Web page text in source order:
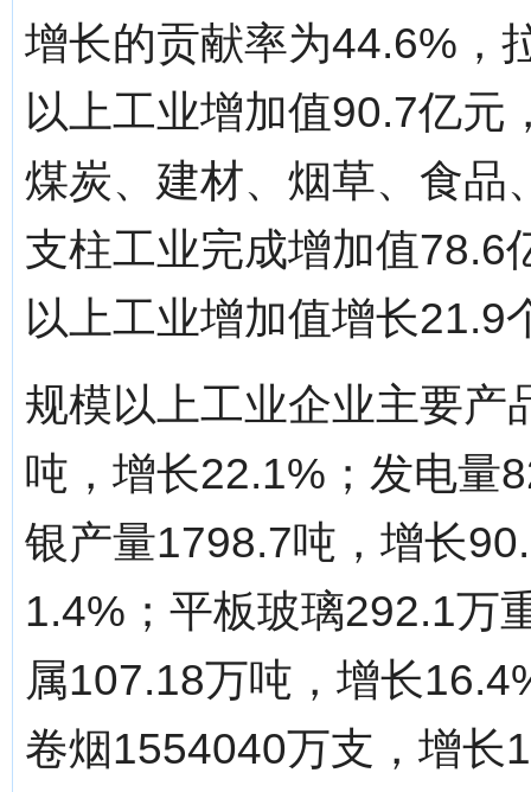
增长的贡献率为44.6%，
以上工业增加值90.7亿元
煤炭、建材、烟草、食品
支柱工业完成增加值78.6
以上工业增加值增长21.9
规模以上工业企业主要产
吨，增长22.1%；发电量
银产量1798.7吨，增长
1.4%；平板玻璃292.1万
属107.18万吨，增长
卷烟1554040万支，增长